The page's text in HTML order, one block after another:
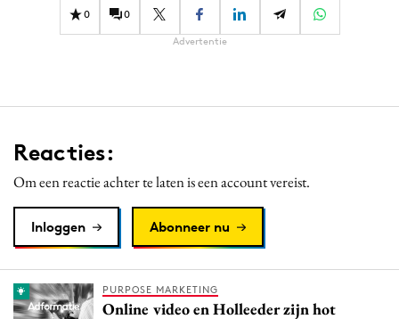
0 0
Advertentie
Reacties:
Om een reactie achter te laten is een account vereist.
Inloggen Abonneer nu
PURPOSE MARKETING
Online video en Holleeder zijn hot